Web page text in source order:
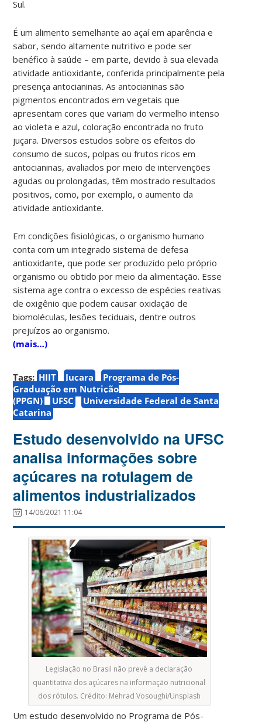
Sul.
É um alimento semelhante ao açaí em aparência e
sabor, sendo altamente nutritivo e pode ser
benéfico à saúde – em parte, devido à sua elevada
atividade antioxidante, conferida principalmente pela
presença antocianinas. As antocianinas são
pigmentos encontrados em vegetais que
apresentam cores que variam do vermelho intenso
ao violeta e azul, coloração encontrada no fruto
juçara. Diversos estudos sobre os efeitos do
consumo de sucos, polpas ou frutos ricos em
antocianinas, avaliados por meio de intervenções
agudas ou prolongadas, têm mostrado resultados
positivos, como, por exemplo, o aumento da
atividade antioxidante.
Em condições fisiológicas, o organismo humano
conta com um integrado sistema de defesa
antioxidante, que pode ser produzido pelo próprio
organismo ou obtido por meio da alimentação. Esse
sistema age contra o excesso de espécies reativas
de oxigênio que podem causar oxidação de
biomoléculas, lesões teciduais, dentre outros
prejuízos ao organismo.
(mais…)
Tags: HIIT Juçara
Programa de Pós-
Graduação em Nutrição
(PPGN)
UFSC
Universidade Federal de Santa
Catarina
Estudo desenvolvido na UFSC
analisa informações sobre
açúcares na rotulagem de
alimentos industrializados
14/06/2021 11:04
Legislação no Brasil não prevê a declaração
quantitativa dos açúcares na informação nutricional
dos rótulos. Crédito: Mehrad Vosoughi/Unsplash
Um estudo desenvolvido no Programa de Pós-